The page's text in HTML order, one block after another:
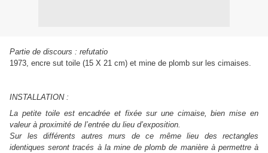
Partie de discours : refutatio
1973, encre sut toile (15 X 21 cm) et mine de plomb sur les cimaises.
INSTALLATION :
La petite toile est encadrée et fixée sur une cimaise,bien mise en
valeur à proximité de l’entrée du lieu d’exposition.
Sur les différents autres murs de ce même lieu des rectangles
identiques seront tracés à la mine de plomb de manière à permettre à